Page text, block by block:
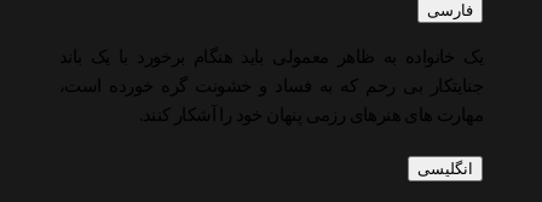
فارسی
یک خانواده به ظاهر معمولی باید هنگام برخورد با یک باند
جنایتکار بی رحم که به فساد و خشونت گره خورده است،
مهارت های هنرهای رزمی پنهان خود را آشکار کنند.
انگلیسی